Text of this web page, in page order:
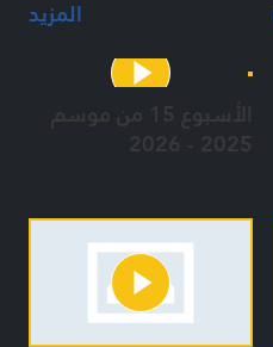
المزيد
الأسبوع 15 من موسم
2025 - 2026